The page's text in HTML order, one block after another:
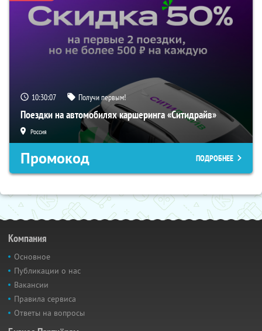
10:30:06 Получи первым!
Поездки на автомобилях каршеринга «Ситидрайв»
Россия
Промокод ПОДРОБНЕЕ
Компания
Основное
Публикации о нас
Вакансии
Правила сервиса
Ответы на вопросы